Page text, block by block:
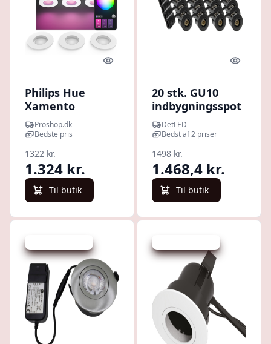
Quick look
Philips Hue
Xamento
indbygningsspot
til badeværelse
Proshop.dk
Bedste pris
1322 kr.
1.324 kr.
Til butik
Quick
20 stk. GU10
indbygningsspot
Inno88 Udendørs
- Sort, IP44,
isolering
DetLED
Bedst af 2 priser
1498 kr.
1.468,4 kr.
Til butik